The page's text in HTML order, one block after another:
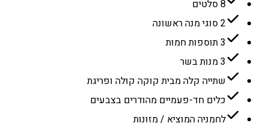
8 סלטים
2 סוגי מנה ראשונה
3 תוספות חמות
3 מנות בשר
שתייה קלה מבית קוקה קולה ופריגת
כלים חד-פעמיים מהודרים בצבעים
לחמניה המוציא / מזונות